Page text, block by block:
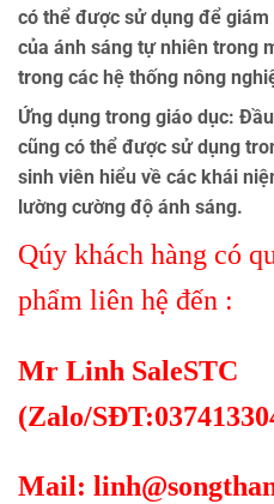
có thể được sử dụng để
của ánh sáng tự nhiên trong
trong các hệ thống nông
Ứng dụng trong giáo dục:
cũng có thể được sử dụng
sinh viên hiểu về các khái
lường cường độ ánh sáng.
Qúy khách hàng có
phẩm liên hệ đến :
Mr Linh SaleSTC
(Zalo/
Mail: